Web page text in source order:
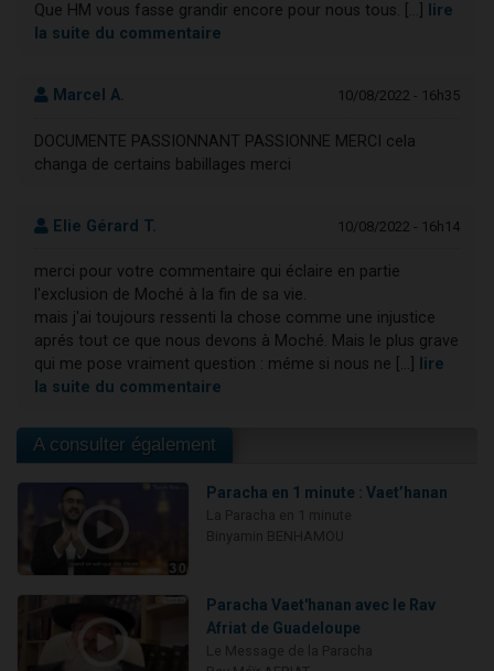
Que HM vous fasse grandir encore pour nous tous. [...]
lire
la suite du commentaire
Marcel A. 10/08/2022 - 16h35
DOCUMENTE PASSIONNANT PASSIONNE MERCI cela
changa de certains babillages merci
Elie Gérard T. 10/08/2022 - 16h14
merci pour votre commentaire qui éclaire en partie
l'exclusion de Moché à la fin de sa vie.
mais j'ai toujours ressenti la chose comme une injustice
aprés tout ce que nous devons à Moché. Mais le plus grave
qui me pose vraiment question : méme si nous ne [...]
lire
la suite du commentaire
A consulter également
Paracha en 1 minute : Vaet’hanan
Paracha Vaet'hanan avec le Rav
Afriat de Guadeloupe